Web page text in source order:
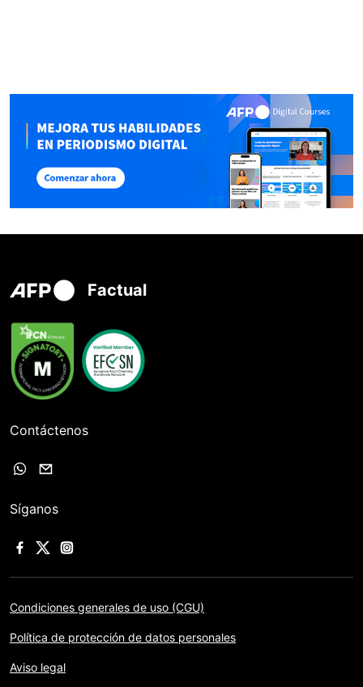
Factual
Contáctenos
Síganos
Condiciones generales de uso (CGU)
Política de protección de datos personales
Aviso legal